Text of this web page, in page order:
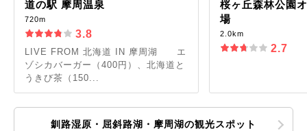
道の駅 摩周温泉
720m
3.8
LIVE FROM 北海道 IN 摩周湖 エ
ゾシカバーガー（400円）、北海道と
うきび茶（150...
桜ヶ丘森林公園
場
2.0km
2.7
釧路湿原・屈斜路湖・摩周湖の観光スポット